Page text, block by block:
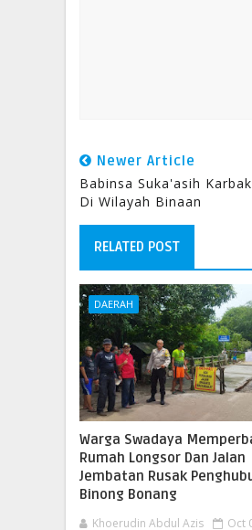
Newer Article
Babinsa Suka'asih
Di Wilayah Binaan
RELATED POST
DAERAH
Warga Swadaya
Rumah Longsor Dan Jalan
Jembatan Rusak
Binong Bonang
Khoerudin Abdul Azis Oct